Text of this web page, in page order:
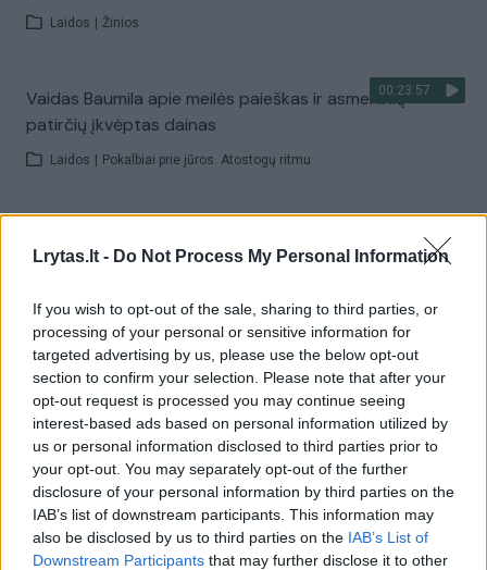
Lrytas.lt - Do Not Process My Personal Information
If you wish to opt-out of the sale, sharing to third parties, or
processing of your personal or sensitive information for
targeted advertising by us, please use the below opt-out
section to confirm your selection. Please note that after your
opt-out request is processed you may continue seeing
interest-based ads based on personal information utilized by
us or personal information disclosed to third parties prior to
your opt-out. You may separately opt-out of the further
disclosure of your personal information by third parties on the
IAB’s list of downstream participants. This information may
also be disclosed by us to third parties on the IAB’s List of
Downstream Participants that may further disclose it to other
Laidos Žinios
00:23:57
Vaidas Baumila apie meilės paieškas ir asmeninių
patirčių įkvėptas dainas
Laidos Pokalbiai prie jūros. Atostogų ritmu
pastebėti virš karinės bazės
Visi įrašai
Žiūrimiausi įrašai
00:00:30
Vaizdai iš tragiškos avarijos Vilniaus r.: dviejų moterų ir